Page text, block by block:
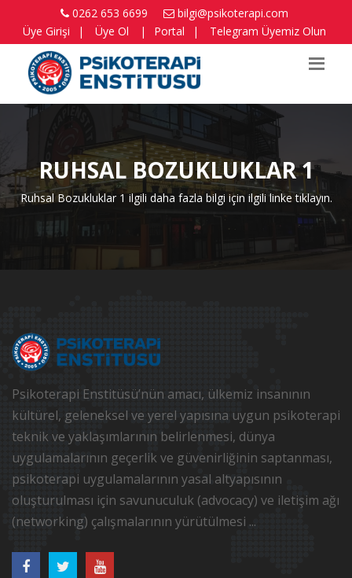
0262 653 6699
bilgi@psikoterapi.com
Üye Girişi
| Üye Ol | Portal | Telegram Üyemiz Olun
RUHSAL BOZUKLUKLAR 1
Ruhsal Bozukluklar 1 ilgili daha fazla bilgi için ilgili linke tıklayın.
Psikoterapi Enstitüsü’nün amacı, ülkemiz insanının
kültürel, geleneksel ve yerel yapısına uygun psikoterapi
teknik ve yaklaşımlarının belirlenmesi, dünya
uygulamalarının geçerlik ve güvenirliğinin saptanması,
psikoterapi uygulamalarının yasal altyapısının
oluşturulması için savunuculuk (advocacy) ve iletişim ağı
(networking) çalışmalarının yürütülmesi ...